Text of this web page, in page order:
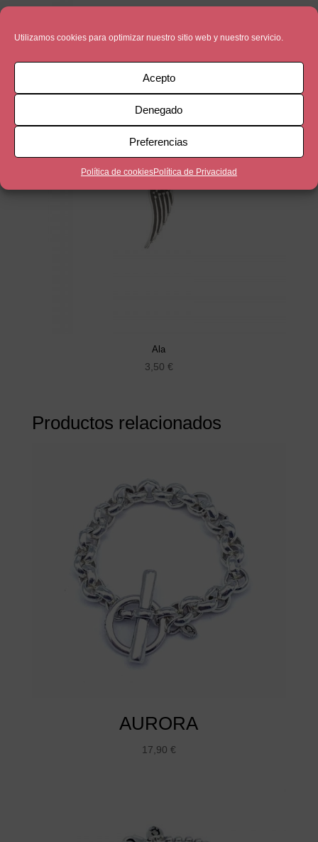
Utilizamos cookies para optimizar nuestro sitio web y nuestro servicio.
Acepto
Denegado
Preferencias
Política de cookiesPolítica de Privacidad
5,00€
Ala
3,50 €
Productos relacionados
AURORA
17,90 €